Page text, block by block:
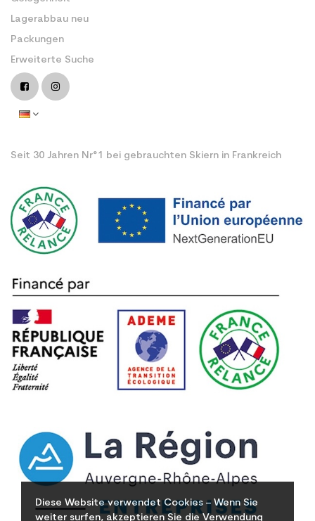
Diese Website verwendet Cookies – Wenn Sie
weiter surfen, akzeptieren Sie die Verwendung
Lagerabbau neu
Packungen
Erweiterte Suche
Seit 30 Jahren Nr°1 bei gebrauchten Skiern in Frankreich